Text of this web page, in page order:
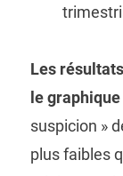
Les
le
suspicion »
plus faibles